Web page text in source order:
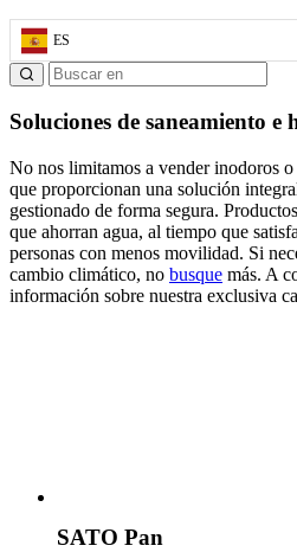
ES
Soluciones de saneamiento e
No nos limitamos a vender inodoros
que proporcionan una solución
gestionado de forma segura.
que ahorran agua, al tiempo que
personas con menos movilidad. Si
cambio climático, no busque más. A
información sobre nuestra exclusiva
SATO Pan